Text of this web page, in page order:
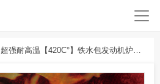
超强耐高温【420C°】铁水包发动机炉渣酸碱池熔炉铸钢厂RFID电子标签